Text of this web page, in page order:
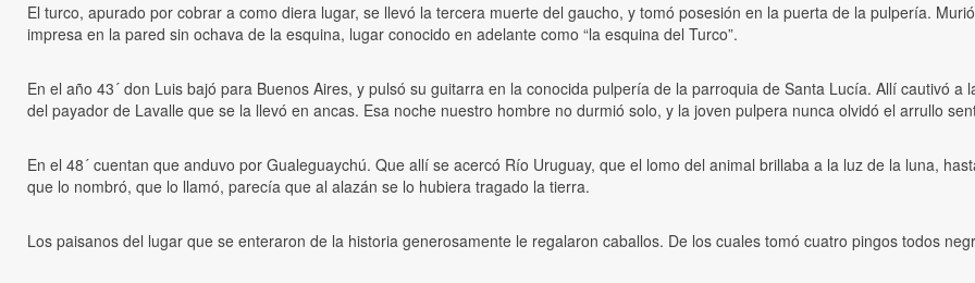
El turco, apurado por cobrar a como diera lugar, se llevó la tercera muerte del gaucho, y tomó posesión en la puerta de la pulpería.
impresa en la pared sin ochava de la esquina, lugar conocido en adelante como “la esquina del Turco”.
En el año 43´ don Luis bajó para Buenos Aires, y pulsó su guitarra en la conocida pulpería de la parroquia de Santa Lucía. Allí cautivó
del payador de Lavalle que se la llevó en ancas. Esa noche nuestro hombre no durmió solo, y la joven pulpera nunca olvidó el arrullo
En el 48´ cuentan que anduvo por Gualeguaychú. Que allí se acercó Río Uruguay, que el lomo del animal brillaba a la luz de la luna,
que lo nombró, que lo llamó, parecía que al alazán se lo hubiera tragado la tierra.
Los paisanos del lugar que se enteraron de la historia generosamente le regalaron caballos. De los cuales tomó cuatro pingos todos